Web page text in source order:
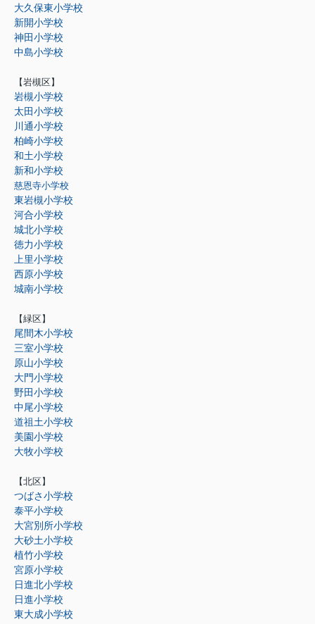
大久保東小学校
新開小学校
神田小学校
中島小学校
【岩槻区】
岩槻小学校
太田小学校
川通小学校
柏崎小学校
和土小学校
新和小学校
慈恩寺小学校
東岩槻小学校
河合小学校
城北小学校
徳力小学校
上里小学校
西原小学校
城南小学校
【緑区】
尾間木小学校
三室小学校
原山小学校
大門小学校
野田小学校
中尾小学校
道祖土小学校
美園小学校
大牧小学校
【北区】
つばさ小学校
泰平小学校
大宮別所小学校
大砂土小学校
植竹小学校
宮原小学校
日進北小学校
日進小学校
東大成小学校